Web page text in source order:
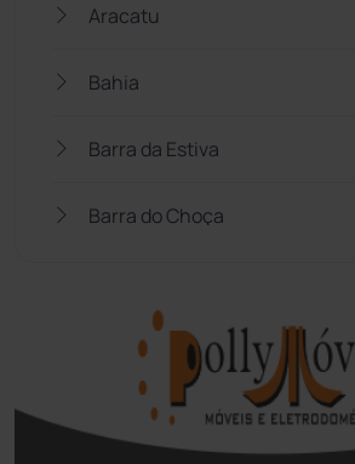
Aracatu
Bahia
Barra da Estiva
Barra do Choça
Bom Jesus da Lapa
Boquira